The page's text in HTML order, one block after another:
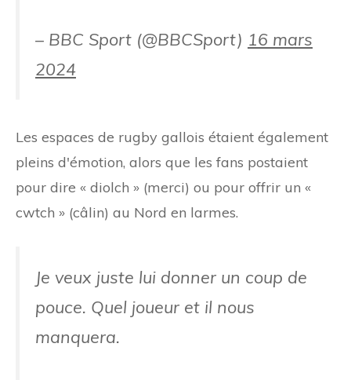
– BBC Sport (@BBCSport) 16 mars
2024
Les espaces de rugby gallois étaient également
pleins d'émotion, alors que les fans postaient
pour dire « diolch » (merci) ou pour offrir un «
cwtch » (câlin) au Nord en larmes.
Je veux juste lui donner un coup de
pouce. Quel joueur et il nous
manquera.